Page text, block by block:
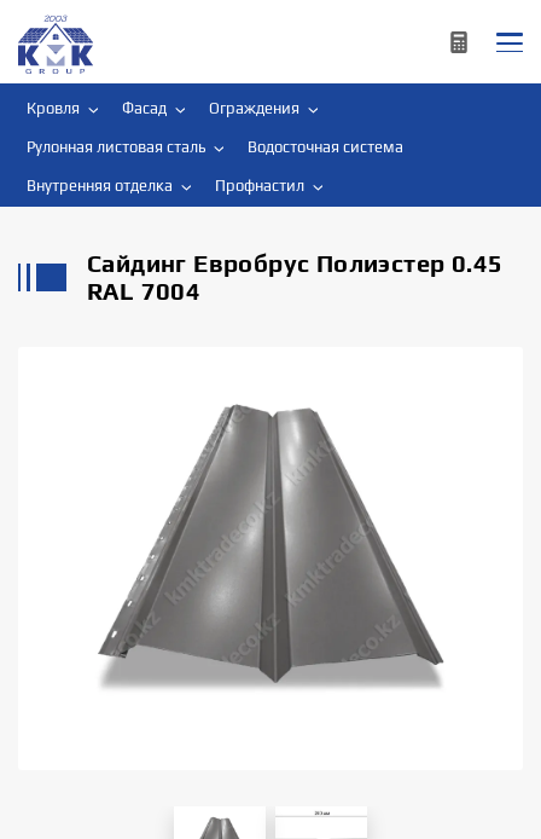
Кровля Фасад Ограждения
Рулонная листовая сталь Водосточная система
Внутренняя отделка Профнастил
Сайдинг Евробрус Полиэстер 0.45
RAL 7004